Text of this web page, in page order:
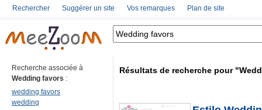
Rechercher Suggérer un site Vos remarques Plan de site
Recherche associée à
Wedding favors :
wedding favors
wedding
Résultats de recherche pour